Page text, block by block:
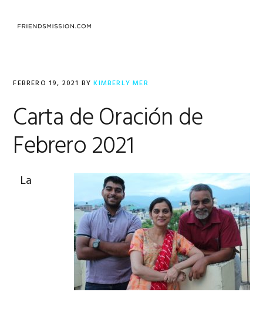
FEBRERO 19, 2021 BYKIMBERLY MER
Carta de Oración de
Febrero 2021
La